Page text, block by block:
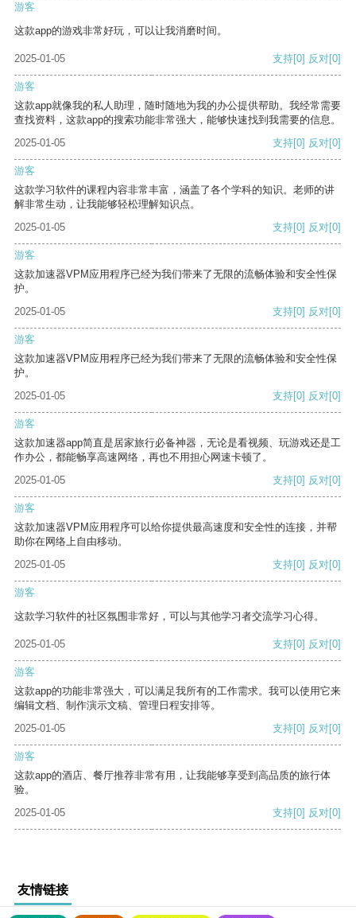
游客
这款app的游戏非常好玩，可以让我消磨时间。
2025-01-05 支持[0] 反对[0]
游客
这款app就像我的私人助理，随时随地为我的办公提供帮助。我经常需要
查找资料，这款app的搜索功能非常强大，能够快速找到我需要的信息。
2025-01-05
支持[0] 反对[0]
游客
这款学习软件的课程内容非常丰富，涵盖了各个学科的知识。老师的讲
解非常生动，让我能够轻松理解知识点。
2025-01-05
支持[0] 反对[0]
游客
这款加速器VPM应用程序已经为我们带来了无限的流畅体验和安全性保
护。
2025-01-05
支持[0] 反对[0]
游客
这款加速器VPM应用程序已经为我们带来了无限的流畅体验和安全性保
护。
2025-01-05
支持[0] 反对[0]
游客
这款加速器app简直是居家旅行必备神器，无论是看视频、玩游戏还是工
作办公，都能畅享高速网络，再也不用担心网速卡顿了。
2025-01-05
支持[0] 反对[0]
游客
这款加速器VPM应用程序可以给你提供最高速度和安全性的连接，并帮
助你在网络上自由移动。
2025-01-05
支持[0] 反对[0]
游客
这款学习软件的社区氛围非常好，可以与其他学习者交流学习心得。
2025-01-05 支持[0] 反对[0]
游客
这款app的功能非常强大，可以满足我所有的工作需求。我可以使用它来
编辑文档、制作演示文稿、管理日程安排等。
2025-01-05
支持[0] 反对[0]
游客
这款app的酒店、餐厅推荐非常有用，让我能够享受到高品质的旅行体
验。
2025-01-05
支持[0] 反对[0]
友情链接